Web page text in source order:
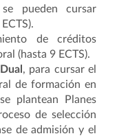
pueden cursar
de créditos
(hasta 9 ECTS).
, para cursar el
de formación en
plantean Planes
de selección
de admisión y el